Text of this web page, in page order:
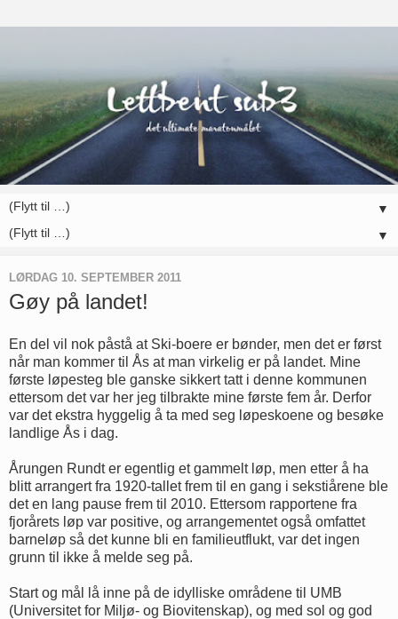
▼
▼
LØRDAG 10. SEPTEMBER 2011
Gøy på landet!
En del vil nok påstå at Ski-boere er bønder, men det er først
når man kommer til Ås at man virkelig er på landet. Mine
første løpesteg ble ganske sikkert tatt i denne kommunen
ettersom det var her jeg tilbrakte mine første fem år. Derfor
var det ekstra hyggelig å ta med seg løpeskoene og besøke
landlige Ås i dag.
Årungen Rundt er egentlig et gammelt løp, men etter å ha
blitt arrangert fra 1920-tallet frem til en gang i sekstiårene ble
det en lang pause frem til 2010. Ettersom rapportene fra
fjorårets løp var positive, og arrangementet også omfattet
barneløp så det kunne bli en familieutflukt, var det ingen
grunn til ikke å melde seg på.
Start og mål lå inne på de idylliske områdene til UMB
(Universitet for Miljø- og Biovitenskap), og med sol og god